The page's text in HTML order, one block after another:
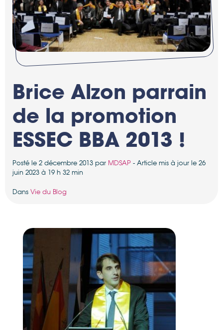
Brice Alzon parrain
de la promotion
ESSEC BBA 2013 !
Posté le 2 décembre 2013 par MDSAP - Article mis à jour le 26
juin 2023 à 19 h 32 min
Dans Vie du Blog